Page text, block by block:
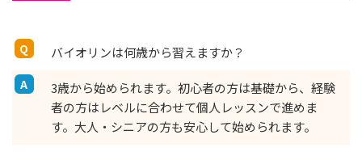
バイオリンは何歳から習えますか？
3歳から始められます。初心者の方は基礎から、経験
者の方はレベルに合わせて個人レッスンで進めま
す。大人・シニアの方も安心して始められます。